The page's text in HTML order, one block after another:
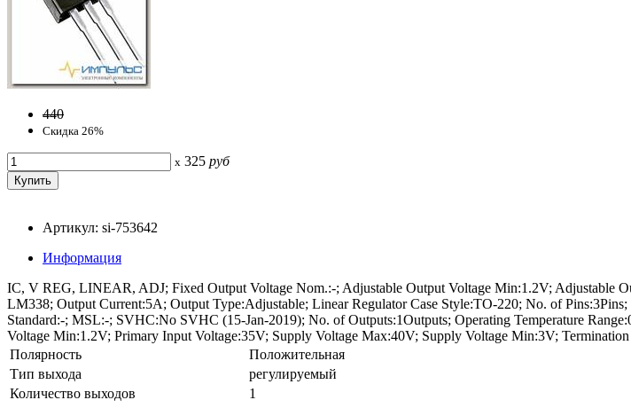
440
Скидка 26%
x 325 руб
Артикул: si-753642
Информация
IC, V REG, LINEAR, ADJ; Fixed Output Voltage Nom.:-; Adjustable Output Voltage Min:1.2V; Adjustable
LM338; Output Current:5A; Output Type:Adjustable; Linear Regulator Case Style:TO-220; No. of
Standard:-; MSL:-; SVHC:No SVHC (15-Jan-2019); No. of Outputs:1Outputs; Operating Temperature
Voltage Min:1.2V; Primary Input Voltage:35V; Supply Voltage Max:40V; Supply Voltage Min:3V;
Полярность
Положительная
Тип выхода
регулируемый
Количество выходов
1